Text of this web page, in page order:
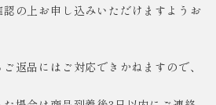
の上お申し込みいただけますようお
返品にはご対応できかねますので、